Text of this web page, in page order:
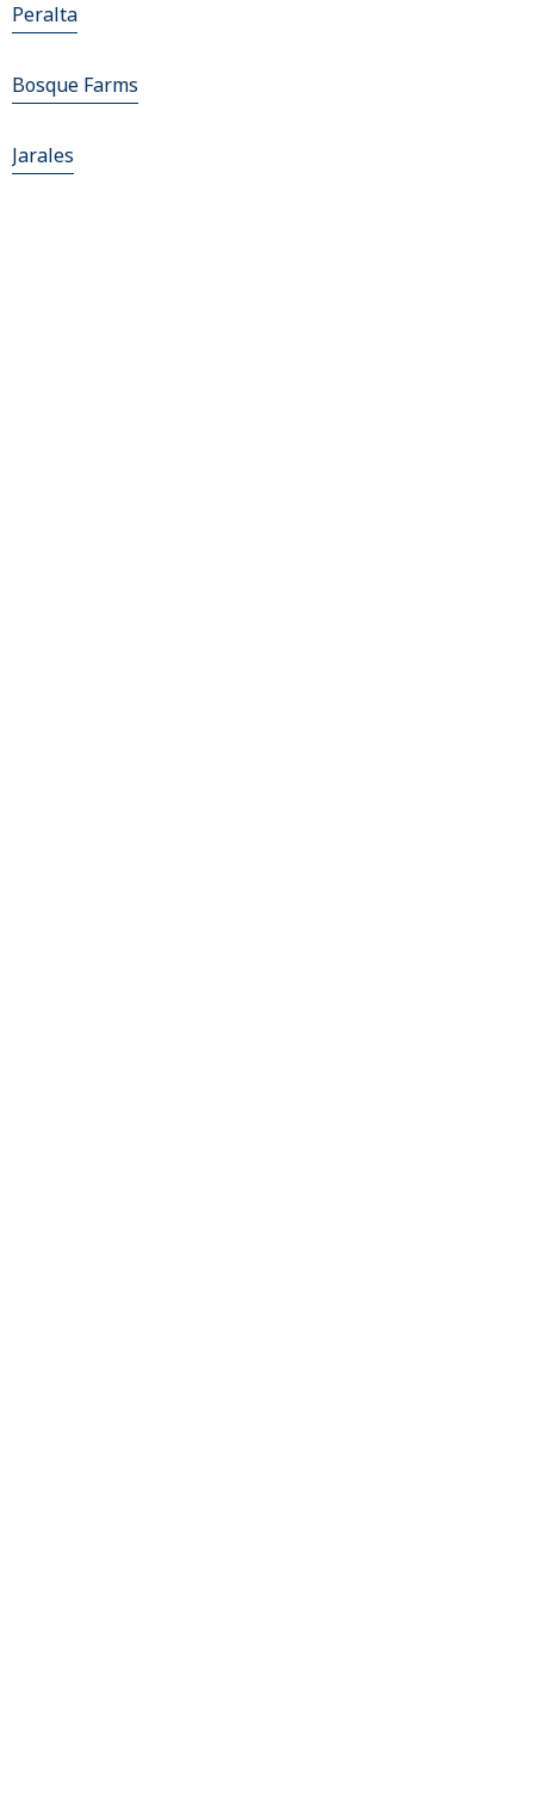
Peralta
Bosque Farms
Jarales